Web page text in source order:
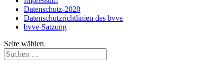
Datenschutz-2020
Datenschutzrichtlinien des bvve
bvve-Satzung
Seite wählen